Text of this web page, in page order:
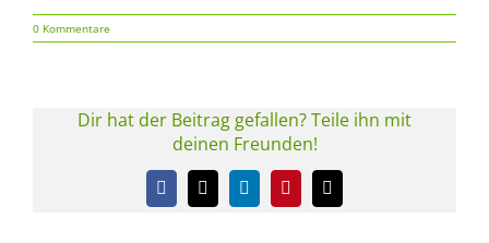
0 Kommentare
Dir hat der Beitrag gefallen? Teile ihn mit
deinen Freunden!
Facebook
X LinkedInPinterest
E-
Mail